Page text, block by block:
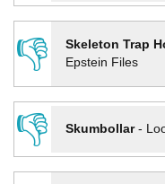
👎
Skeleton Trap
Epstein Files
👎
Skumbollar-